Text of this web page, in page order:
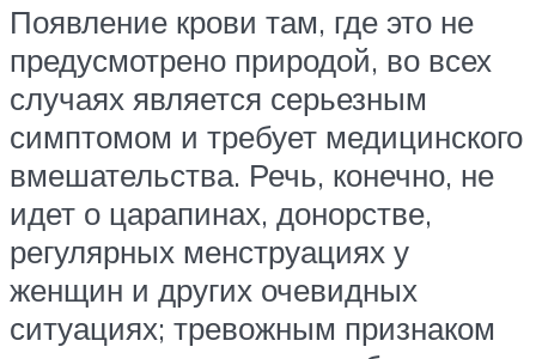
Появление крови там, где это не
предусмотрено природой, во всех
случаях является серьезным
симптомом и требует медицинского
вмешательства. Речь, конечно, не
идет о царапинах, донорстве,
регулярных менструациях у
женщин и других очевидных
ситуациях; тревожным признаком